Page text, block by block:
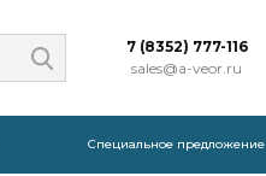
7 (8352) 777-116
sales@a-veor.ru
Специальное предложение